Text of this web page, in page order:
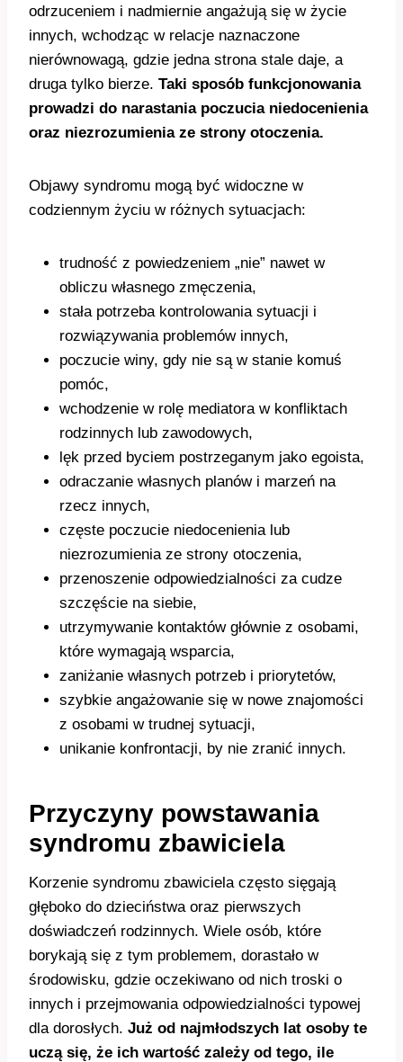
odrzuceniem i nadmiernie angażują się w życie
innych, wchodząc w relacje naznaczone
nierównowagą, gdzie jedna strona stale daje, a
druga tylko bierze. Taki sposób funkcjonowania
prowadzi do narastania poczucia niedocenienia
oraz niezrozumienia ze strony otoczenia.
Objawy syndromu mogą być widoczne w
codziennym życiu w różnych sytuacjach:
trudność z powiedzeniem „nie” nawet w
obliczu własnego zmęczenia,
stała potrzeba kontrolowania sytuacji i
rozwiązywania problemów innych,
poczucie winy, gdy nie są w stanie komuś
pomóc,
wchodzenie w rolę mediatora w konfliktach
rodzinnych lub zawodowych,
lęk przed byciem postrzeganym jako egoista,
odraczanie własnych planów i marzeń na
rzecz innych,
częste poczucie niedocenienia lub
niezrozumienia ze strony otoczenia,
przenoszenie odpowiedzialności za cudze
szczęście na siebie,
utrzymywanie kontaktów głównie z osobami,
które wymagają wsparcia,
zaniżanie własnych potrzeb i priorytetów,
szybkie angażowanie się w nowe znajomości
z osobami w trudnej sytuacji,
unikanie konfrontacji, by nie zranić innych.
Przyczyny powstawania
syndromu zbawiciela
Korzenie syndromu zbawiciela często sięgają
głęboko do dzieciństwa oraz pierwszych
doświadczeń rodzinnych. Wiele osób, które
borykają się z tym problemem, dorastało w
środowisku, gdzie oczekiwano od nich troski o
innych i przejmowania odpowiedzialności typowej
dla dorosłych. Już od najmłodszych lat osoby te
uczą się, że ich wartość zależy od tego, ile